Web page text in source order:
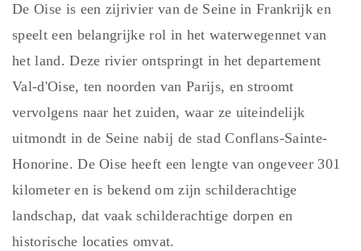
De Oise is een zijrivier van de Seine in Frankrijk en
speelt een belangrijke rol in het waterwegennet van
het land. Deze rivier ontspringt in het departement
Val-d'Oise, ten noorden van Parijs, en stroomt
vervolgens naar het zuiden, waar ze uiteindelijk
uitmondt in de Seine nabij de stad Conflans-Sainte-
Honorine. De Oise heeft een lengte van ongeveer 301
kilometer en is bekend om zijn schilderachtige
landschap, dat vaak schilderachtige dorpen en
historische locaties omvat.